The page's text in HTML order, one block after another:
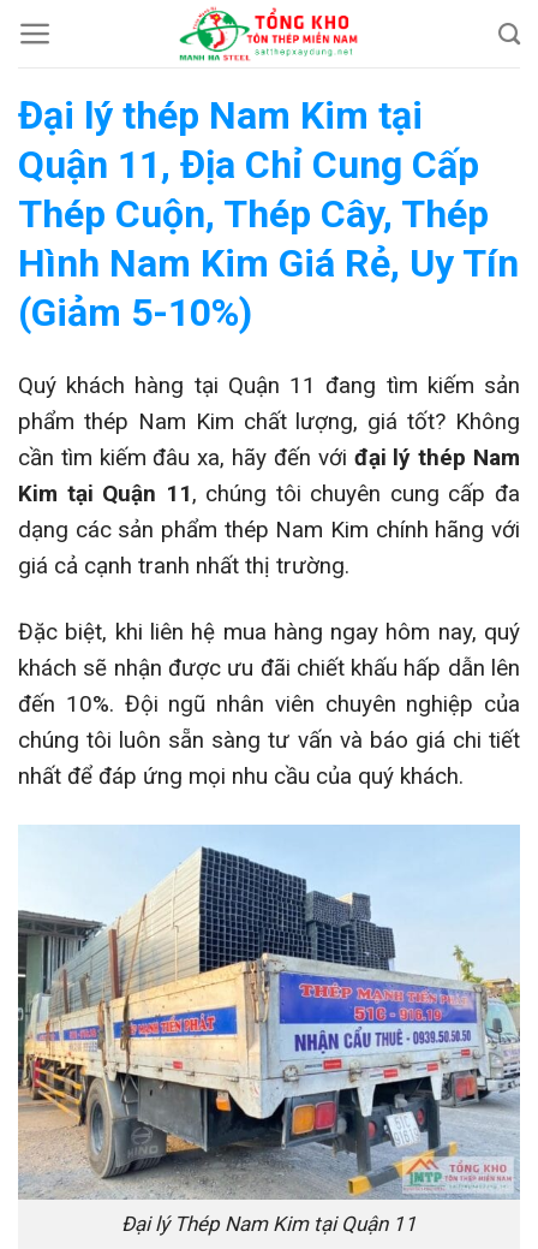
Chuyển
đến
dung
Đại lý thép Nam Kim tại
Quận 11, Địa Chỉ Cung Cấp
Thép Cuộn, Thép Cây, Thép
Hình Nam Kim Giá Rẻ, Uy Tín
(Giảm 5-10%)
Quý khách hàng tại Quận 11 đang tìm kiếm sản
phẩm thép Nam Kim chất lượng, giá tốt? Không
cần tìm kiếm đâu xa, hãy đến với đại lý thép Nam
Kim tại Quận 11, chúng tôi chuyên cung cấp đa
dạng các sản phẩm thép Nam Kim chính hãng với
giá cả cạnh tranh nhất thị trường.
Đặc biệt, khi liên hệ mua hàng ngay hôm nay, quý
khách sẽ nhận được ưu đãi chiết khấu hấp dẫn lên
đến 10%. Đội ngũ nhân viên chuyên nghiệp của
chúng tôi luôn sẵn sàng tư vấn và báo giá chi tiết
nhất để đáp ứng mọi nhu cầu của quý khách.
Đại lý Thép Nam Kim tại Quận 11